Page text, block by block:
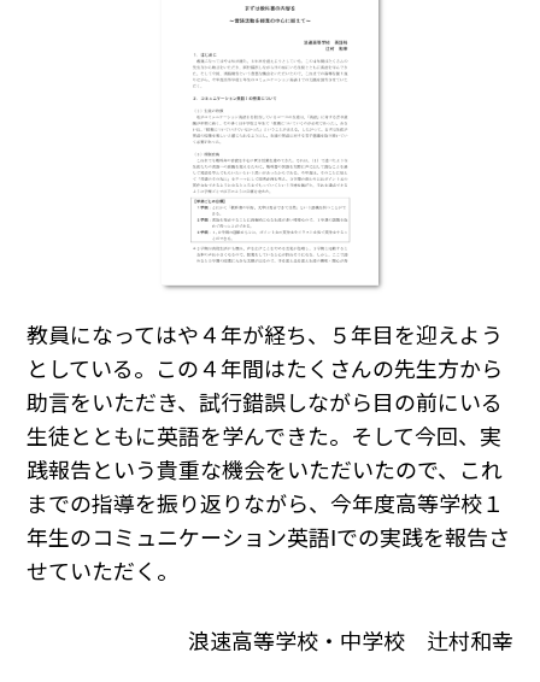
教員になってはや４年が経ち、５年目を迎えよう
としている。この４年間はたくさんの先生方から
助言をいただき、試行錯誤しながら目の前にいる
生徒とともに英語を学んできた。そして今回、実
践報告という貴重な機会をいただいたので、これ
までの指導を振り返りながら、今年度高等学校１
年生のコミュニケーション英語Ⅰでの実践を報告さ
せていただく。
浪速高等学校・中学校 辻村和幸